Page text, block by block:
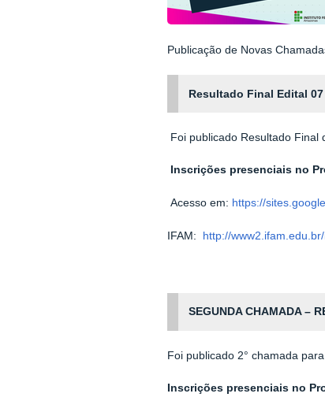
Publicação de Novas
Resultado Final Edital
Foi publicado Resultado Final
Inscrições presenciais no
Acesso em: https://
IFAM: http://
SEGUNDA CHAMADA –
Foi publicado 2° chamada
Inscrições presenciais no